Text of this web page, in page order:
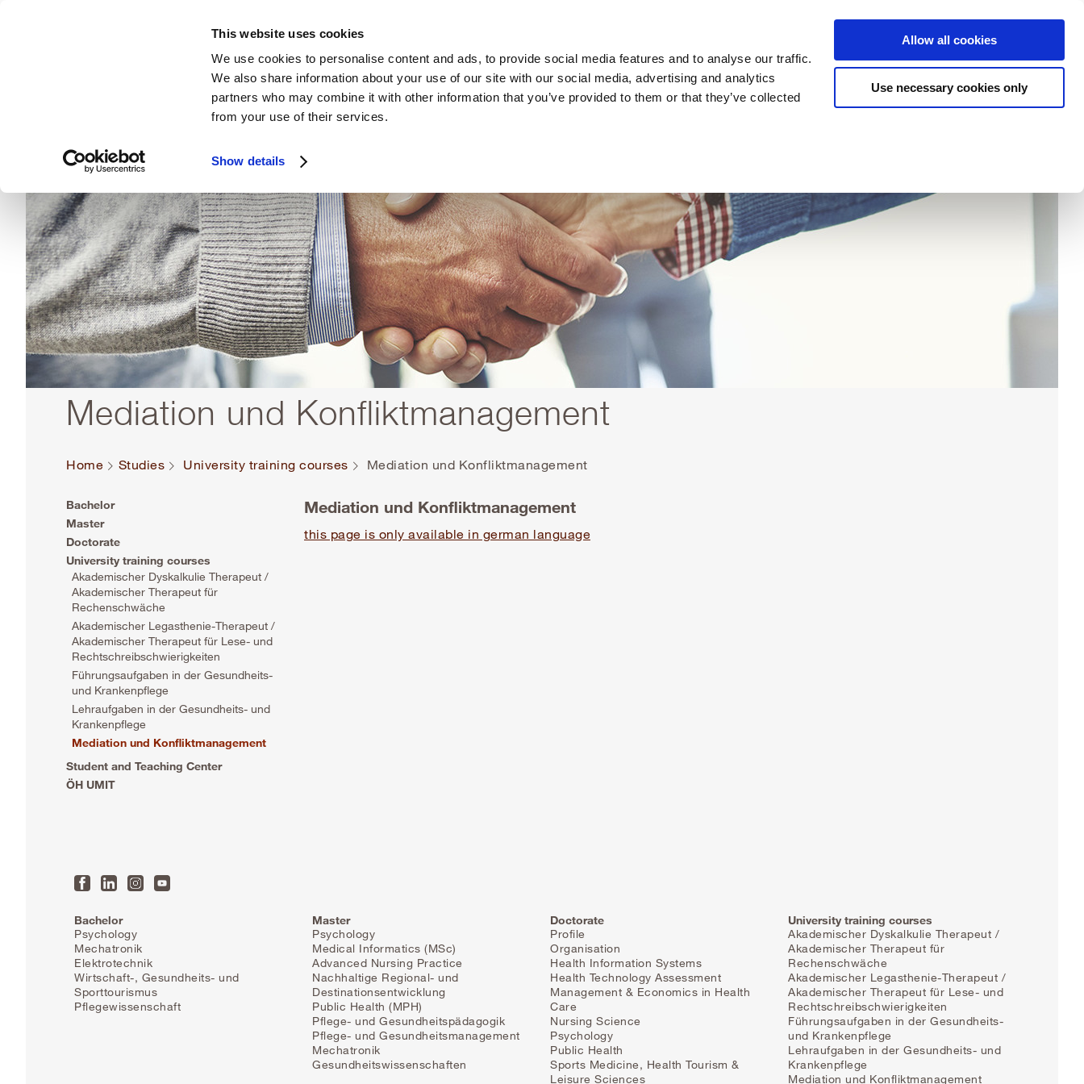
This website uses cookies
We use cookies to personalise content and ads, to provide social media features and to analyse our traffic.
We also share information about your use of our site with our social media, advertising and analytics
partners who may combine it with other information that you’ve provided to them or that they’ve collected
from your use of their services.
Show details
Allow all cookies
Use necessary cookies only
Cookie Erklärung
Studies Academy Research Departments University
Mediation und Konfliktmanagement
Home Studies University training courses Mediation und Konfliktmanagement
Bachelor
Master
Doctorate
University training courses
Akademischer Dyskalkulie Therapeut /
Akademischer Therapeut für
Rechenschwäche
Akademischer Legasthenie-Therapeut /
Akademischer Therapeut für Lese- und
Rechtschreibschwierigkeiten
Führungsaufgaben in der Gesundheits-
und Krankenpflege
Lehraufgaben in der Gesundheits- und
Krankenpflege
Mediation und Konfliktmanagement
Student and Teaching Center
ÖH UMIT
Mediation und Konfliktmanagement
this page is only available in german language
Bachelor
Psychology
Mechatronik
Elektrotechnik
Wirtschaft-, Gesundheits- und
Sporttourismus
Pflegewissenschaft
Master
Psychology
Medical Informatics (MSc)
Advanced Nursing Practice
Nachhaltige Regional- und
Destinationsentwicklung
Public Health (MPH)
Pflege- und Gesundheitspädagogik
Pflege- und Gesundheitsmanagement
Mechatronik
Gesundheitswissenschaften
Doctorate
Profile
Organisation
Health Information Systems
Health Technology Assessment
Management & Economics in Health
Care
Nursing Science
Psychology
Public Health
Sports Medicine, Health Tourism &
Leisure Sciences
University training courses
Akademischer Dyskalkulie Therapeut /
Akademischer Therapeut für
Rechenschwäche
Akademischer Legasthenie-Therapeut /
Akademischer Therapeut für Lese- und
Rechtschreibschwierigkeiten
Führungsaufgaben in der Gesundheits-
und Krankenpflege
Lehraufgaben in der Gesundheits- und
Krankenpflege
Mediation und Konfliktmanagement